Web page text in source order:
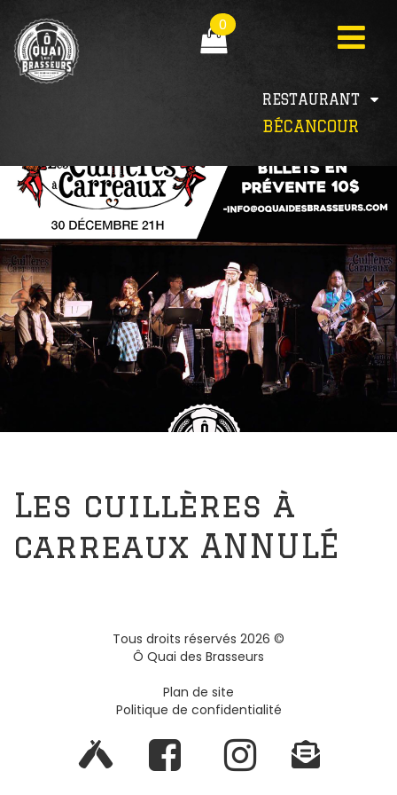
RESTAURANT
BÉCANCOUR
0
Les cuillères à
carreaux ANNULÉ
Tous droits réservés 2026 ©
Ô Quai des Brasseurs
Plan de site
Politique de confidentialité